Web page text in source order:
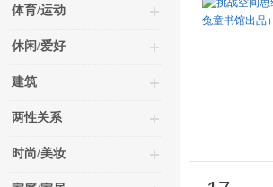
体育/运动
休闲/爱好
建筑
两性关系
时尚/美妆